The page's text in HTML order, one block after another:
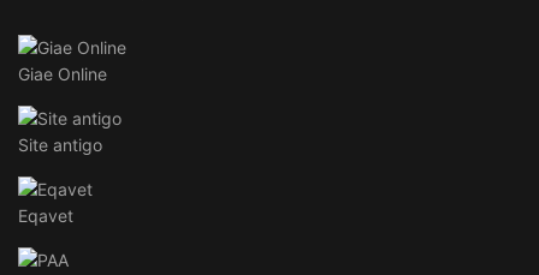
Giae Online
Site antigo
Eqavet